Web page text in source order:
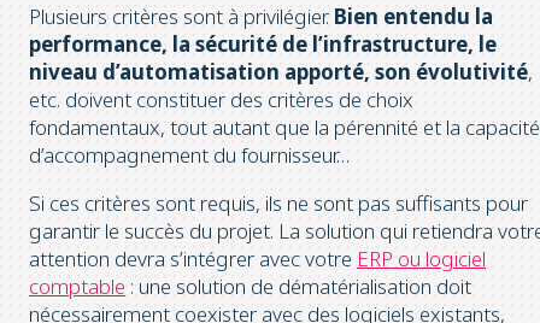
Plusieurs critères sont à privilégier. Bien entendu la
performance, la sécurité de l’infrastructure, le
niveau d’automatisation apporté, son évolutivité,
etc. doivent constituer des critères de choix
fondamentaux, tout autant que la pérennité et la capacité
d’accompagnement du fournisseur…
Si ces critères sont requis, ils ne sont pas suffisants pour
garantir le succès du projet. La solution qui retiendra
attention devra s’intégrer avec votre ERP ou logiciel
comptable : une solution de dématérialisation doit
nécessairement coexister avec des logiciels existants,